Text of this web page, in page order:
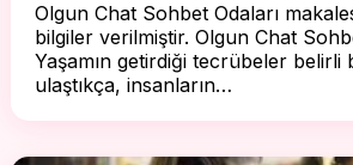
Olgun Chat Sohbet Odaları
bilgiler verilmiştir. Olgun Chat
Yaşamın getirdiği tecrübeler belirli
ulaştıkça, insanların…